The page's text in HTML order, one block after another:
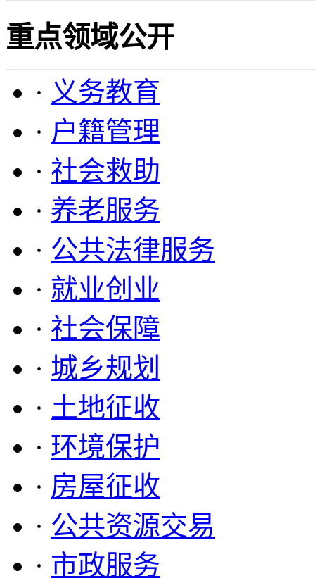
重点领域公开
· 义务教育
· 户籍管理
· 社会救助
· 养老服务
· 公共法律服务
· 就业创业
· 社会保障
· 城乡规划
· 土地征收
· 环境保护
· 房屋征收
· 公共资源交易
· 市政服务